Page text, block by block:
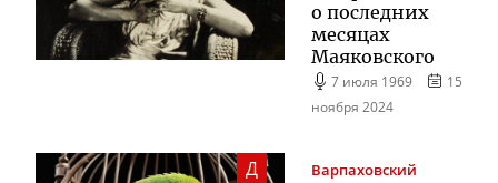
о последних
месяцах
Маяковского
7 июля 1969
15
ноября 2024
Д
Варпаховский